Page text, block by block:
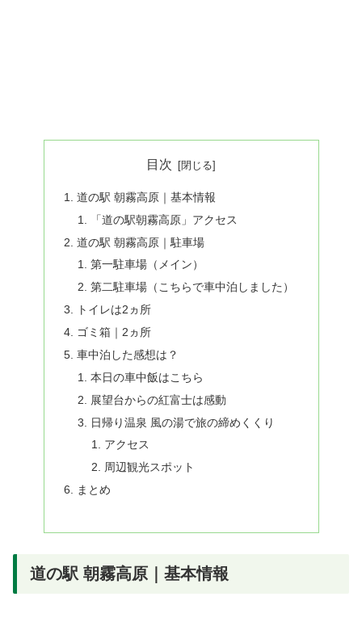
目次
道の駅 朝霧高原｜基本情報
「道の駅朝霧高原」アクセス
道の駅 朝霧高原｜駐車場
第一駐車場（メイン）
第二駐車場（こちらで車中泊しました）
トイレは2ヵ所
ゴミ箱｜2ヵ所
車中泊した感想は？
本日の車中飯はこちら
展望台からの紅富士は感動
日帰り温泉 風の湯で旅の締めくくり
アクセス
周辺観光スポット
まとめ
道の駅 朝霧高原｜基本情報